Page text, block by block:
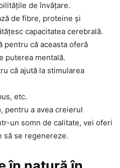
de învățare.
de fibre, proteine și
capacitatea cerebrală.
pentru că aceasta oferă
puterea mentală.
că ajută la stimularea
etc.
, pentru a avea creierul
un somn de calitate, vei oferi
se regenereze.